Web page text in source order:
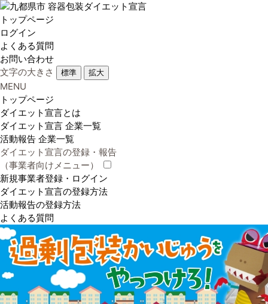
トップページ
ログイン
よくある質問
お問い合わせ
文字の大きさ
標準 拡大
MENU
トップページ
ダイエット宣言とは
ダイエット宣言 企業一覧
活動報告 企業一覧
ダイエット宣言の登録・報告
（事業者向けメニュー）
新規事業者登録・ログイン
ダイエット宣言の登録方法
活動報告の登録方法
よくある質問